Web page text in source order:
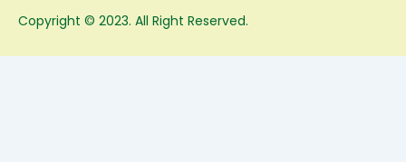
Copyright © 2023. All Right Reserved.